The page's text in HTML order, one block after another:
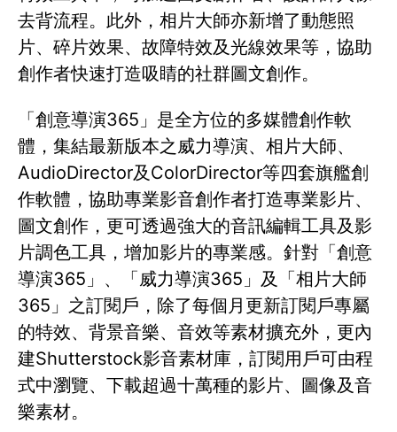
去背流程。此外，相片大師亦新增了動態照
片、碎片效果、故障特效及光線效果等，協助
創作者快速打造吸睛的社群圖文創作。
「創意導演365」是全方位的多媒體創作軟
體，集結最新版本之威力導演、相片大師、
AudioDirector及ColorDirector等四套旗艦創
作軟體，協助專業影音創作者打造專業影片、
圖文創作，更可透過強大的音訊編輯工具及影
片調色工具，增加影片的專業感。針對「創意
導演365」、「威力導演365」及「相片大師
365」之訂閱戶，除了每個月更新訂閱戶專屬
的特效、背景音樂、音效等素材擴充外，更內
建Shutterstock影音素材庫，訂閱用戶可由程
式中瀏覽、下載超過十萬種的影片、圖像及音
樂素材。